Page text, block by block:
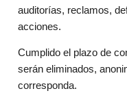
auditorías, reclamos,
acciones.
Cumplido el plazo de
serán eliminados,
corresponda.